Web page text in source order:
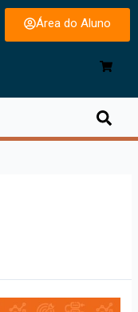
Área do Aluno